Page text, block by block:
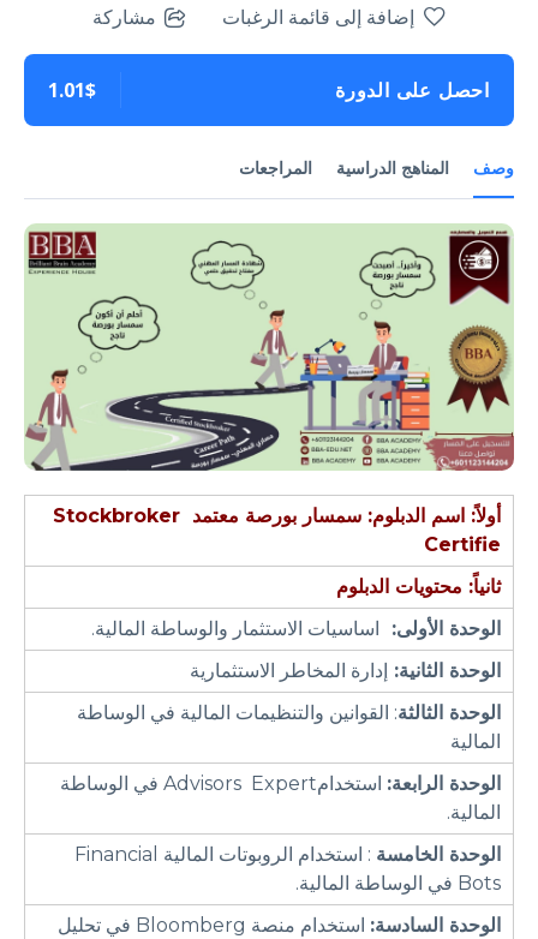
وصف المناهج الدراسية المراجعات
أولاً: اسم الدبلوم: سمسار بورصة معتمد Stockbroker
Certifie
ثانياً: محتويات الدبلوم
الوحدة الأولى:
اساسيات الاستثمار والوساطة المالية.
الوحدة الثانية: إدارة المخاطر الاستثمارية
الوحدة الثالثة: القوانين والتنظيمات المالية في الوساطة
المالية
الوحدة الرابعة:
استخدامAdvisors Expert في الوساطة
المالية.
الوحدة الخامسة
: استخدام الروبوتات المالية Financial
Bots في الوساطة المالية.
الوحدة السادسة:
استخدام منصة Bloomberg في تحليل
إضافة إلى قائمة الرغبات مشاركة
احصل على الدورة 1.01$